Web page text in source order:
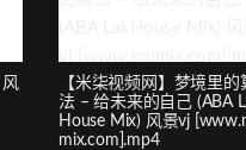
【米柒视频网】梦境里的
法 – 给未来的自己 (ABA
House Mix) 风景vj
mix.com].mp4